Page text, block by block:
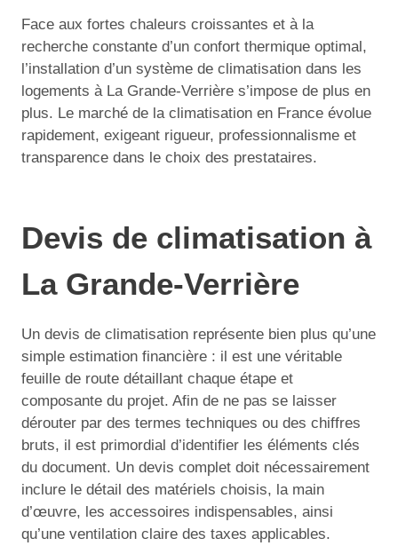
Face aux fortes chaleurs croissantes et à la
recherche constante d’un confort thermique optimal,
l’installation d’un système de climatisation dans les
logements à La Grande-Verrière s’impose de plus en
plus. Le marché de la climatisation en France évolue
rapidement, exigeant rigueur, professionnalisme et
transparence dans le choix des prestataires.
Devis de climatisation à
La Grande-Verrière
Un devis de climatisation représente bien plus qu’une
simple estimation financière : il est une véritable
feuille de route détaillant chaque étape et
composante du projet. Afin de ne pas se laisser
dérouter par des termes techniques ou des chiffres
bruts, il est primordial d’identifier les éléments clés
du document. Un devis complet doit nécessairement
inclure le détail des matériels choisis, la main
d’œuvre, les accessoires indispensables, ainsi
qu’une ventilation claire des taxes applicables.